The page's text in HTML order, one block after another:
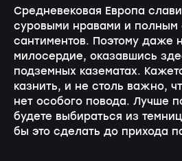
Средневековая Европа
суровыми нравами и полным
сантиментов. Поэтому даже
милосердие, оказавшись
подземных казематах.
казнить, и не столь важно,
нет особого повода. Лучше
будете выбираться из
бы это сделать до прихода